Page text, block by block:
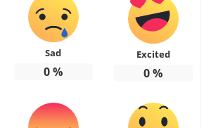
Sad
0%
Excited
0%